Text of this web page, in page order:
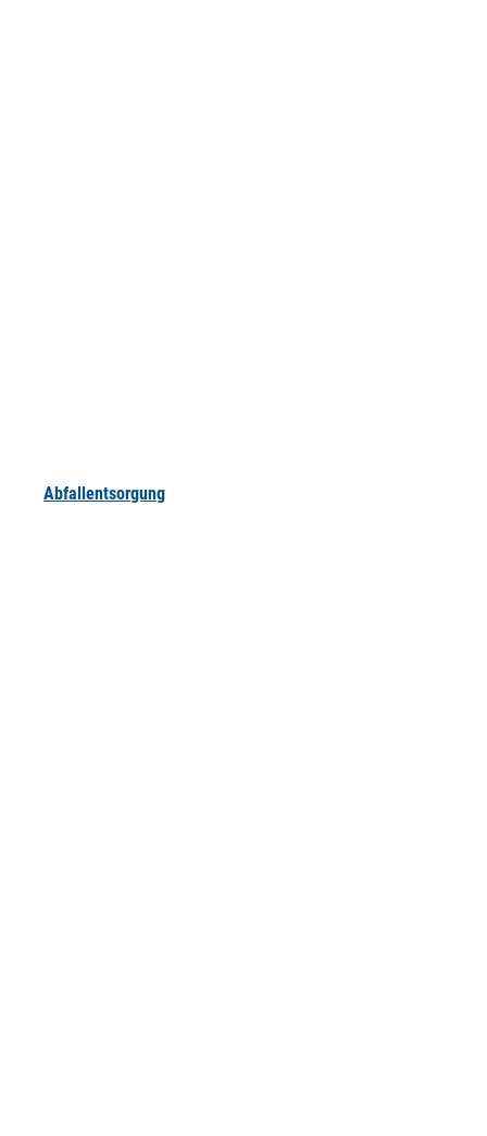
Abfallentsorgung